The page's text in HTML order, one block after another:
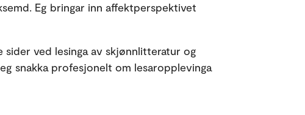
Eg bringar inn affektperspektivet
sider ved lesinga av skjønnlitteratur og
snakka profesjonelt om lesaropplevinga